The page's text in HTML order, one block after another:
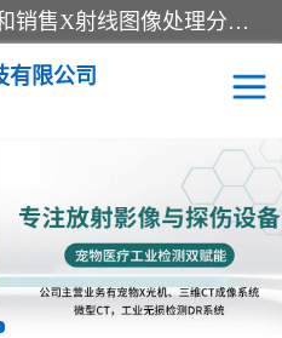
佳信电子是专门从事研发和销售X射线图像处理分析和X射线设备的高端技术公司，先进的图像处理技术帮助用户更加准确的判断图像，为科研和检测提供可靠保证，现有产品包括电力GIS探伤X射线检测系统，电力耐张线夹探伤X射线检测系统，便携式X射线，兽用图像的增强软件工具包，工业和兽用便携式DR，实验室CT，桌面CT等。
有限公司
电力探伤仪GIS探伤仪
微焦点射线源